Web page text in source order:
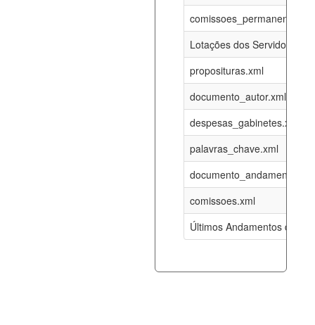
Lotações dos Servidores
proposituras.xml
documento_autor.xml
despesas_gabinetes.xml
palavras_chave.xml
documento_andamento.xml
comissoes.xml
Últimos Andamentos de
08-08-
funcionarios_lotacoes.xml
funcionarios_cargos.xml 12-05-
08-08-
documento_andamento.xml 08-08-
palavras_chave.xml 08-08-